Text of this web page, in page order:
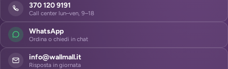
370 120 9191
Call center lun–ven, 9–18
WhatsApp
Ordina o chiedi in chat
info@wallmall.it
Risposta in giornata